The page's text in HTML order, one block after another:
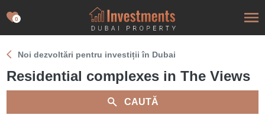
0
Noi dezvoltări pentru investiții în Dubai
Residential complexes in The Views
CAUTĂ